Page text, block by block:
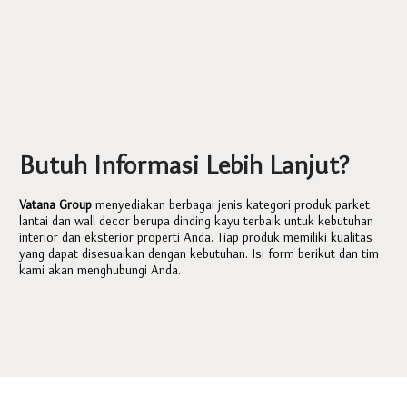
Butuh Informasi Lebih Lanjut?
Vatana Group menyediakan berbagai jenis kategori produk parket
lantai dan wall decor berupa dinding kayu terbaik untuk kebutuhan
interior dan eksterior properti Anda. Tiap produk memiliki kualitas
yang dapat disesuaikan dengan kebutuhan. Isi form berikut dan tim
kami akan menghubungi Anda.